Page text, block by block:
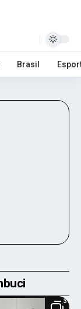
Brasil
3